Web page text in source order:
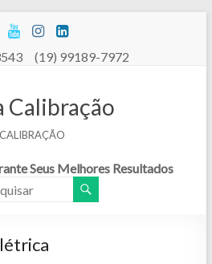
(19) 99189-7972
Calibração
CALIBRAÇÃO
Seus Melhores Resultados